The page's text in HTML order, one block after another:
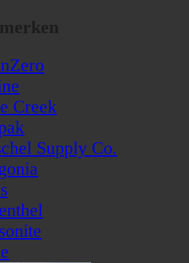
Creek
Supply Co.